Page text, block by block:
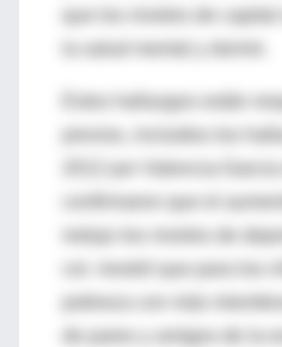
que los niveles de
Estos hallazgos están
previos, incluidos los
confirmaron que el
pobreza con más
de pares y amigos de la